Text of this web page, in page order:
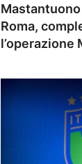
Roma,
l’operazione